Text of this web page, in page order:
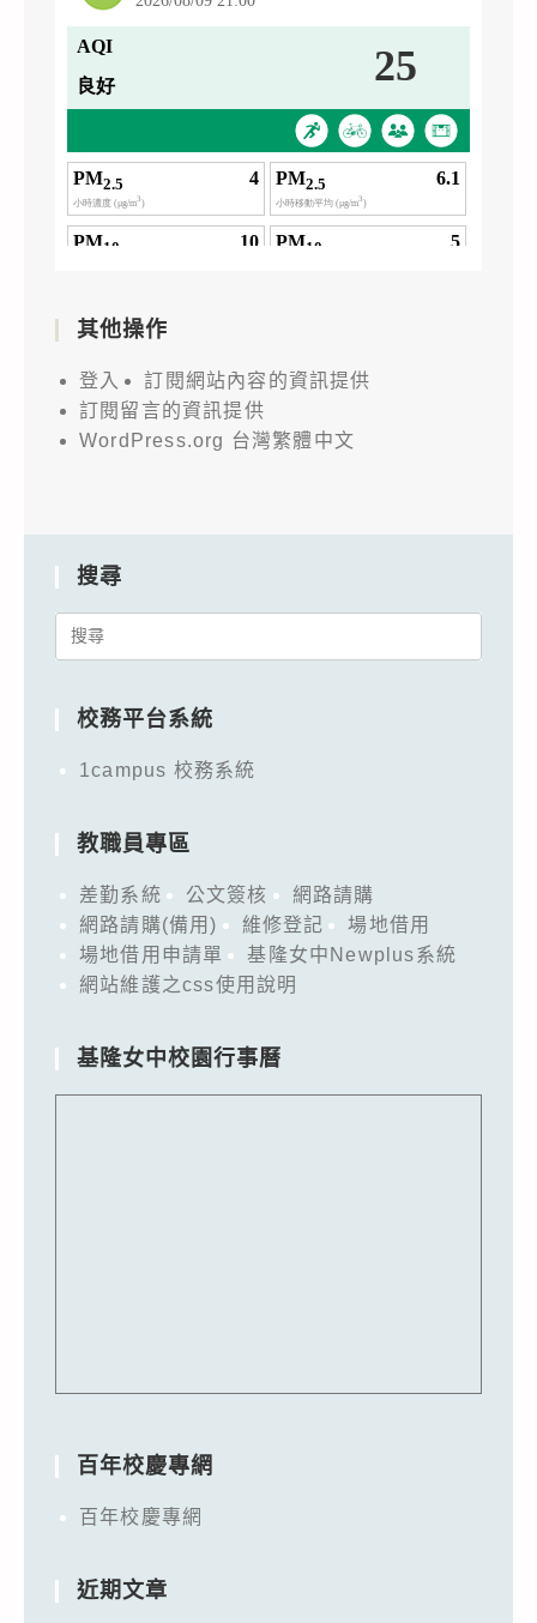
其他操作
登入
訂閱網站內容的資訊提供
訂閱留言的資訊提供
WordPress.org 台灣繁體中文
搜尋
Search
校務平台系統
1campus 校務系統
教職員專區
差勤系統 公文簽核
網路請購
網路請購(備用)
維修登記
場地借用
場地借用申請單
基隆女中Newplus系統
網站維護之css使用說明
基隆女中校園行事曆
百年校慶專網
百年校慶專網
近期文章